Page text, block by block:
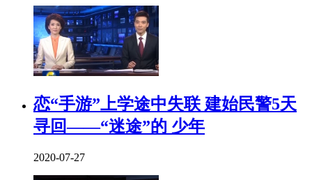
恋“手游”上学途中失联 建始民警5天
寻回——“迷途”的 少年
2020-07-27